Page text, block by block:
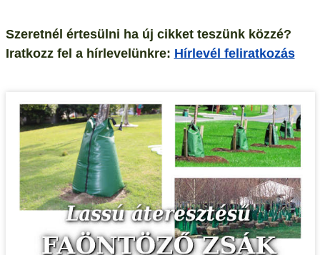
Szeretnél értesülni ha új cikket teszünk közzé?
Iratkozz fel a hírlevelünkre: Hírlevél feliratkozás